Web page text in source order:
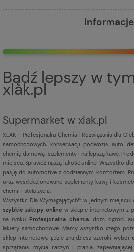
Informacje
Bądź lepszy w
xlak.pl
Supermarket w xlak.pl
XLAK – Profesjonalna Chemia i Rozwiązania dla
samochodowych, konserwacji podwozia, auto
chemię domową, suplementy i najlepszą kawę.
miejscu. Sprawdź naszą jakość online! Wszystko
pasję do automotive z codziennym komfortem.
oraz wyselekcjonowane suplementy, kawy i
chemii i stylu życia.
Wszystko Dla Wymagających™ w jednym
szybkie zakupy online w sklepie internetowym z
na rynku. Profesjonalna chemia, dom, ogród,
lakiery samochodowe. Mamy wszystko czego
sklep internetowy, gdzie znajdziesz szeroki wybór
sprzątania, mycia naczyń i prania,